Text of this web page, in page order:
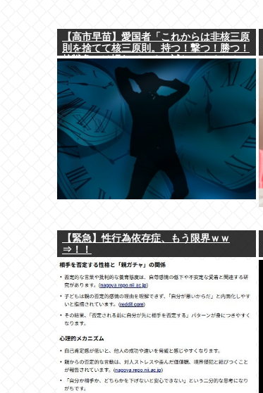
【高市早苗】愛国者「これからは非核三原
則を捨てて核三原則。持つ！撃つ！勝つ！
核戦争には慣れている、試してみるか？」
【緊急】性行為依存症、もう限界ｗｗ
⇒！！